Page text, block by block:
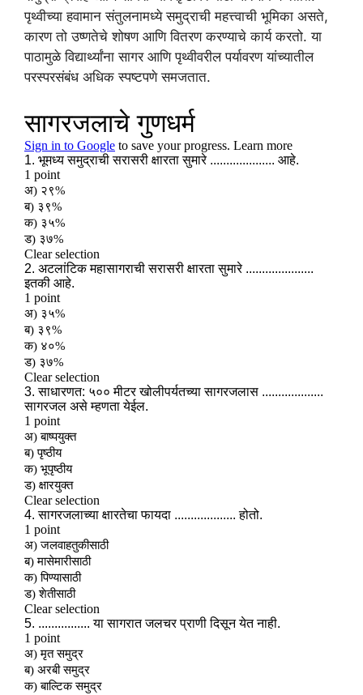
पृथ्वीच्या हवामान संतुलनामध्ये समुद्राची महत्त्वाची भूमिका असते,
कारण तो उष्णतेचे शोषण आणि वितरण करण्याचे कार्य करतो. या
पाठामुळे विद्यार्थ्यांना सागर आणि पृथ्वीवरील पर्यावरण यांच्यातील
परस्परसंबंध अधिक स्पष्टपणे समजतात.